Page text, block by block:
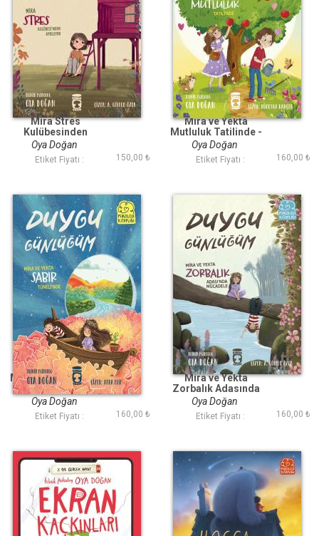
Mira Stres
Kulübesinden
Ayrılıyor - Duygu
Günlüğüm
Oya Doğan
Etiket Fiyatı : 150,00 ₺
Mira ve Yekta
Mutluluk Tatilinde -
Duygu Günlüğüm
Oya Doğan
Etiket Fiyatı : 160,00 ₺
Mira ve Yekta Sabır
Tünelinde - Duygu
Günlüğüm
Oya Doğan
Etiket Fiyatı : 160,00 ₺
Mira ve Yekta
Zorbalık Adasında
Mücadele - Duygu
Günlüğüm
Oya Doğan
Etiket Fiyatı : 160,00 ₺